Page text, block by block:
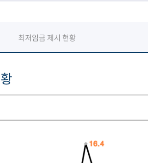
최저임금 제시 현황